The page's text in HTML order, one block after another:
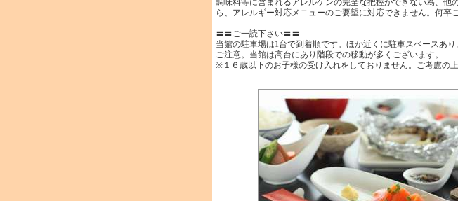
ら、アレルギー対応メニューのご要望に対応できません。何卒
〓〓ご一読下さい〓〓
当館の駐車場は1台で到着順です。ほか近くに駐車スペースあ
ご注意。当館は高台にあり階段での移動が多くございます。
※１６歳以下のお子様の受け入れをしておりません。ご考慮の上